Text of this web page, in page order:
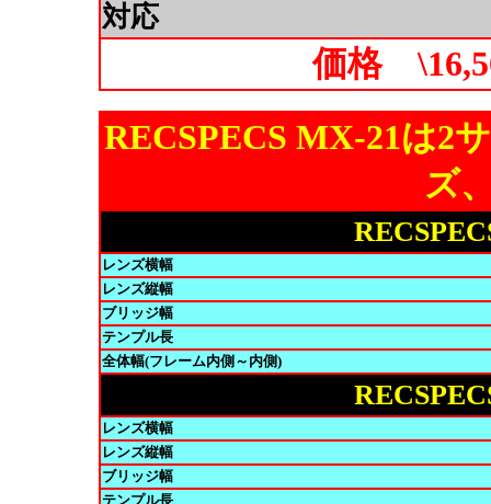
対応
価格
RECSPECS MX-21は2
ズ
レンズ横幅
レンズ縦幅
ブリッジ幅
テンプル長
全体幅(フレーム内側～内側)
レンズ横幅
レンズ縦幅
ブリッジ幅
テンプル長